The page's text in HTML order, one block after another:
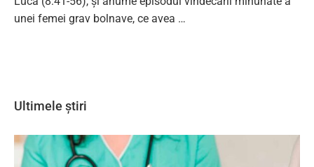
unei femei grav bolnave, ce avea …
Ultimele știri